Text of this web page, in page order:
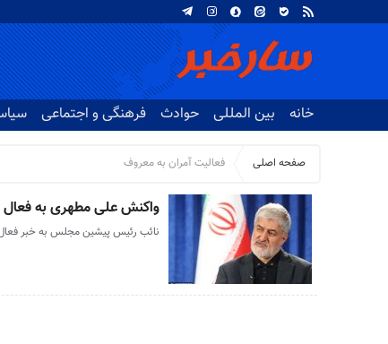
خانه بین المللی حوادث فرهنگی و اجتماعی
صفحه اصلی فعالیت آمران به معروف
واکنش علی مطهری به فعال شدن 80هزار
نائب رئیس پیشین مجلس به خبر فعال شدن ۸۰ هزار آمر به معروف